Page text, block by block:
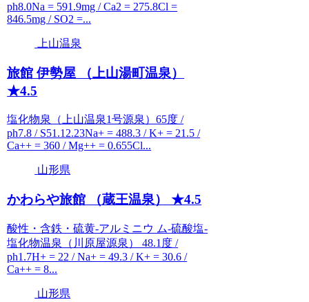
ph8.0Na = 591.9mg / Ca2 = 275.8Cl =
846.5mg / SO2 =...
上山温泉
旅館 伊勢屋 （上山湯町温泉）
★4.5
塩化物泉（上山温泉1号源泉）65度 /
ph7.8 / S51.12.23Na+ = 488.3 / K+ = 21.5 /
Ca++ = 360 / Mg++ = 0.655Cl...
山形県
かわらや旅館 （蔵王温泉） ★4.5
酸性・含鉄・硫黄-アルミニウ ム-硫酸塩-
塩化物温泉（川原屋源泉） 48.1度 /
ph1.7H+ = 22 / Na+ = 49.3 / K+ = 30.6 /
Ca++ = 8...
山形県